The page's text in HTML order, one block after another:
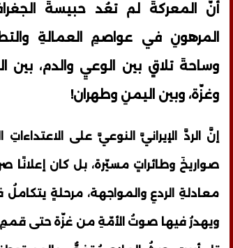
أنّ المعركةَ لم تعُد حبيسةَ
المرهونِ في عواصمِ العمالةِ
وساحةَ تلاقٍ بين الوعيِ والدم، بين
وغزّة، وبين اليمنِ وطهران!
إنَّ الردَّ الإيرانيَّ النوعيَّ على
صواريخَ وطائراتٍ مسيّرة، بل كان
معادلةِ الردعِ والمواجهة، مرحلةٍ
ويهدرُ فيها صوتُ الأمّةِ من غزّة حتى